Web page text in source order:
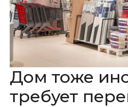
Дом тоже
требует